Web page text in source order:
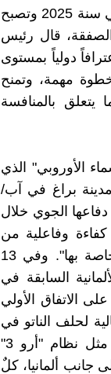
مليون دولار، على أن يتمّ تسليم التجهيزات الأولى لهذا النظام في سنة 2025 وتصبح
مراسم توقيع الصفقة، قال رئيس
دولياً بمستوى
مهمة، وتمنح
بالمنافسة
"درع السماء الأوروبي" الذي
براغ في آب/
دفاعها الجوي خلال
وفاعلية من
حيث التكلفة مما لو قامت كل دولة ببناء أنظمتها المعقدة الخاصة بها". وفي 13
السابقة في
الاتفاق الأولي
لحلف الناتو في
أوروبا"، من خلال شراء أنظمة دفاع جوي مضادة للصورايخ، مثل نظام "أرو 3"
جانب ألمانيا، كلٌ